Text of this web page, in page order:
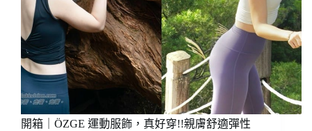
開箱｜ÖZGE 運動服飾，真好穿!!親膚舒適彈性